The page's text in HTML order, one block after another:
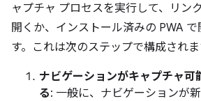
ャプチャ プロセスを実行して、リン
開くか、インストール済みの PWA
す。これは次のステップで構成されま
ナビゲーションがキャプチャ可
る: 一般に、ナビゲーションが